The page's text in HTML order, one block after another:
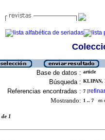
Base de datos : article
Búsqueda : KLIPAN,
Referencias encontradas : 7 [refinar
Mostrando: 1 .. 7 en
1